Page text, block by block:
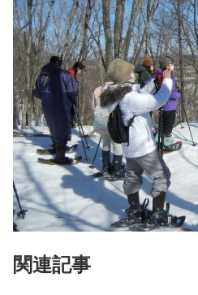
関連記事